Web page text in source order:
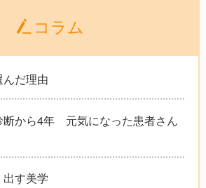
コラム
だ理由
断から4年 元気になった患者さん
す美学